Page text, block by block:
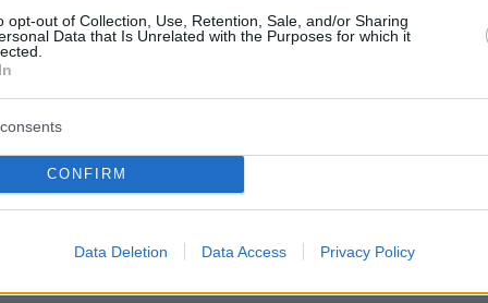
opt-out of Collection, Use, Retention, Sale, and/or Sharing
Data that Is Unrelated with the Purposes for which it
CONFIRM
Data Deletion Data Access Privacy Policy
εσόδων δεν σημαίνει κατ’ ανάγκη αύξηση
δύναμης, την ώρα που ο πληθωρισμός επίσης
υπό εξέταση περίοδο, με τις τιμές
αγαθών να αυξάνεται κατά μέσον όρο κάπου
το ONUDC.
οπιούχων σε χώρες που γειτονεύουν με το
άλλο παρά σταμάτησε.